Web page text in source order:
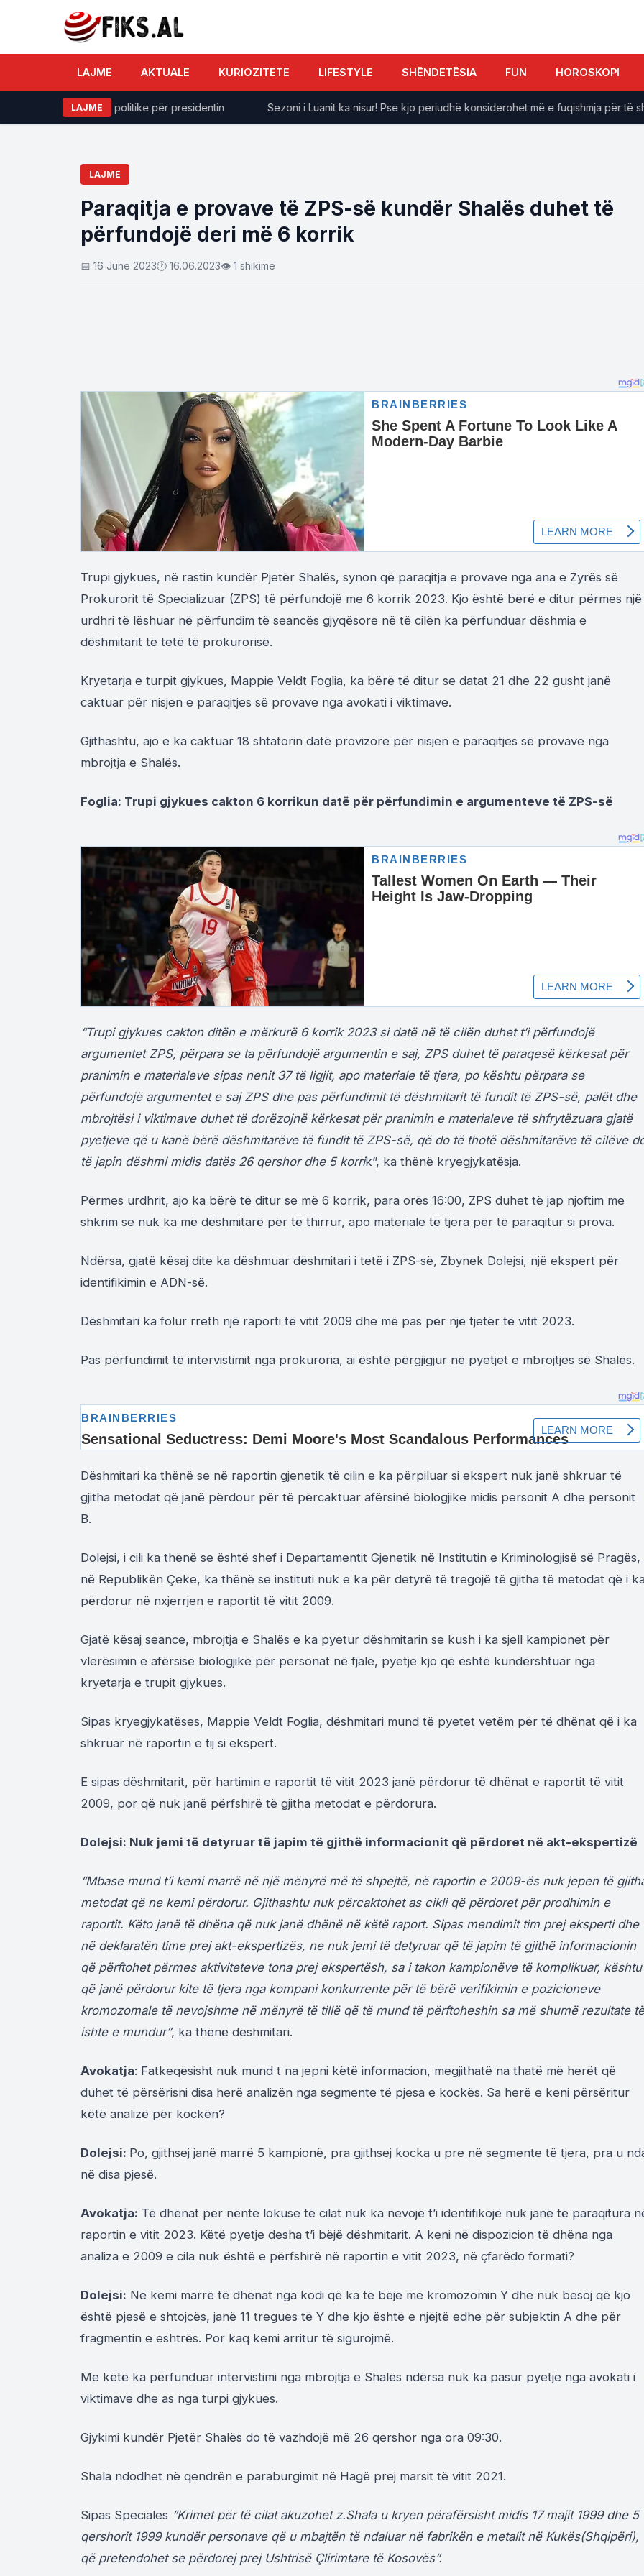
LAJME AKTUALE KURIOZITETE LIFESTYLE SHËNDETËSIA FUN HOROSKOPI
LAJME
Duhet marrëveshje politike për presidentin Sezoni i Luanit ka nisur! Pse kjo periudhë konsiderohet më e fuqishmja për të
LAJME
Paraqitja e provave të ZPS-së kundër Shalës duhet të
përfundojë deri më 6 korrik
📅 16 June 2023🕐 16.06.2023👁 1 shikime
Trupi gjykues, në rastin kundër Pjetër Shalës, synon që paraqitja e provave nga ana e Zyrës së
Prokurorit të Specializuar (ZPS) të përfundojë me 6 korrik 2023. Kjo është bërë e ditur përmes një
urdhri të lëshuar në përfundim të seancës gjyqësore në të cilën ka përfunduar dëshmia e
dëshmitarit të tetë të prokurorisë.
Kryetarja e turpit gjykues, Mappie Veldt Foglia, ka bërë të ditur se datat 21 dhe 22 gusht janë
caktuar për nisjen e paraqitjes së provave nga avokati i viktimave.
Gjithashtu, ajo e ka caktuar 18 shtatorin datë provizore për nisjen e paraqitjes së provave nga
mbrojtja e Shalës.
Foglia: Trupi gjykues cakton 6 korrikun datë për përfundimin e argumenteve të ZPS-së
“Trupi gjykues cakton ditën e mërkurë 6 korrik 2023 si datë në të cilën duhet t’i përfundojë
argumentet ZPS, përpara se ta përfundojë argumentin e saj, ZPS duhet të paraqesë kërkesat për
pranimin e materialeve sipas nenit 37 të ligjit, apo materiale të tjera, po kështu përpara se
përfundojë argumentet e saj ZPS dhe pas përfundimit të dëshmitarit të fundit të ZPS-së, palët dhe
mbrojtësi i viktimave duhet të dorëzojnë kërkesat për pranimin e materialeve të shfrytëzuara gjatë
pyetjeve që u kanë bërë dëshmitarëve të fundit të ZPS-së, që do të thotë dëshmitarëve të cilëve
të japin dëshmi midis datës 26 qershor dhe 5 korrik”, ka thënë kryegjykatësja.
Përmes urdhrit, ajo ka bërë të ditur se më 6 korrik, para orës 16:00, ZPS duhet të jap njoftim me
shkrim se nuk ka më dëshmitarë për të thirrur, apo materiale të tjera për të paraqitur si prova.
Ndërsa, gjatë kësaj dite ka dëshmuar dëshmitari i tetë i ZPS-së, Zbynek Dolejsi, një ekspert për
identifikimin e ADN-së.
Dëshmitari ka folur rreth një raporti të vitit 2009 dhe më pas për një tjetër të vitit 2023.
Pas përfundimit të intervistimit nga prokuroria, ai është përgjigjur në pyetjet e mbrojtjes së Shalës.
Dëshmitari ka thënë se në raportin gjenetik të cilin e ka përpiluar si ekspert nuk janë shkruar të
gjitha metodat që janë përdour për të përcaktuar afërsinë biologjike midis personit A dhe personit
B.
Dolejsi, i cili ka thënë se është shef i Departamentit Gjenetik në Institutin e Kriminologjisë së Pragës,
në Republikën Çeke, ka thënë se instituti nuk e ka për detyrë të tregojë të gjitha të metodat që i
përdorur në nxjerrjen e raportit të vitit 2009.
Gjatë kësaj seance, mbrojtja e Shalës e ka pyetur dëshmitarin se kush i ka sjell kampionet për
vlerësimin e afërsisë biologjike për personat në fjalë, pyetje kjo që është kundërshtuar nga
kryetarja e trupit gjykues.
Sipas kryegjykatëses, Mappie Veldt Foglia, dëshmitari mund të pyetet vetëm për të dhënat që i ka
shkruar në raportin e tij si ekspert.
E sipas dëshmitarit, për hartimin e raportit të vitit 2023 janë përdorur të dhënat e raportit të vitit
2009, por që nuk janë përfshirë të gjitha metodat e përdorura.
Dolejsi: Nuk jemi të detyruar të japim të gjithë informacionit që përdoret në akt-ekspertizë
“Mbase mund t’i kemi marrë në një mënyrë më të shpejtë, në raportin e 2009-ës nuk jepen të
metodat që ne kemi përdorur. Gjithashtu nuk përcaktohet as cikli që përdoret për prodhimin e
raportit. Këto janë të dhëna që nuk janë dhënë në këtë raport. Sipas mendimit tim prej eksperti dhe
në deklaratën time prej akt-ekspertizës, ne nuk jemi të detyruar që të japim të gjithë informacionin
që përftohet përmes aktiviteteve tona prej ekspertësh, sa i takon kampionëve të komplikuar, kështu
që janë përdorur kite të tjera nga kompani konkurrente për të bërë verifikimin e pozicioneve
kromozomale të nevojshme në mënyrë të tillë që të mund të përftoheshin sa më shumë rezultate të
ishte e mundur”, ka thënë dëshmitari.
Avokatja: Fatkeqësisht nuk mund t na jepni këtë informacion, megjithatë na thatë më herët që
duhet të përsërisni disa herë analizën nga segmente të pjesa e kockës. Sa herë e keni përsëritur
këtë analizë për kockën?
Dolejsi: Po, gjithsej janë marrë 5 kampionë, pra gjithsej kocka u pre në segmente të tjera, pra u
në disa pjesë.
Avokatja: Të dhënat për nëntë lokuse të cilat nuk ka nevojë t’i identifikojë nuk janë të paraqitura
raportin e vitit 2023. Këtë pyetje desha t’i bëjë dëshmitarit. A keni në dispozicion të dhëna nga
analiza e 2009 e cila nuk është e përfshirë në raportin e vitit 2023, në çfarëdo formati?
Dolejsi: Ne kemi marrë të dhënat nga kodi që ka të bëjë me kromozomin Y dhe nuk besoj që kjo
është pjesë e shtojcës, janë 11 tregues të Y dhe kjo është e njëjtë edhe për subjektin A dhe për
fragmentin e eshtrës. Por kaq kemi arritur të sigurojmë.
Me këtë ka përfunduar intervistimi nga mbrojtja e Shalës ndërsa nuk ka pasur pyetje nga avokati i
viktimave dhe as nga turpi gjykues.
Gjykimi kundër Pjetër Shalës do të vazhdojë më 26 qershor nga ora 09:30.
Shala ndodhet në qendrën e paraburgimit në Hagë prej marsit të vitit 2021.
Sipas Speciales “Krimet për të cilat akuzohet z.Shala u kryen përafërsisht midis 17 majit 1999 dhe 5
qershorit 1999 kundër personave që u mbajtën të ndaluar në fabrikën e metalit në Kukës(Shqipëri),
që pretendohet se përdorej prej Ushtrisë Çlirimtare të Kosovës”.